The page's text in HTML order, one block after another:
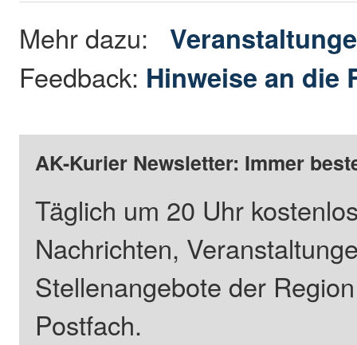
Mehr dazu:
Feedback: Hinweise an die
AK-Kurier Newsletter: Immer
Täglich um 20 Uhr
Nachrichten,
Stellenangebote der
Postfach.